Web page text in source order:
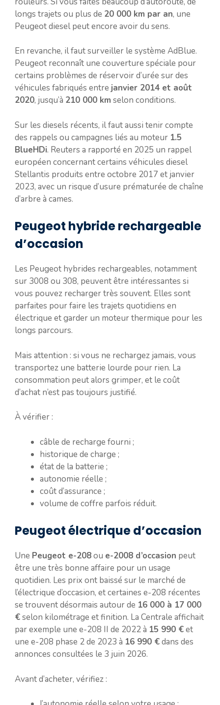
longs trajets ou plus de 20 000 km par an, une
Peugeot diesel peut encore avoir du sens.
En revanche, il faut surveiller le système AdBlue.
Peugeot reconnaît une couverture spéciale pour
certains problèmes de réservoir d’urée sur des
véhicules fabriqués entre janvier 2014 et août
2020, jusqu’à 210 000 km selon conditions.
Sur les diesels récents, il faut aussi tenir compte
des rappels ou campagnes liés au moteur 1.5
BlueHDi. Reuters a rapporté en 2025 un rappel
européen concernant certains véhicules diesel
Stellantis produits entre octobre 2017 et janvier
2023, avec un risque d’usure prématurée de chaîne
d’arbre à cames.
Peugeot hybride rechargeable
d’occasion
Les Peugeot hybrides rechargeables, notamment
sur 3008 ou 308, peuvent être intéressantes si
vous pouvez recharger très souvent. Elles sont
parfaites pour faire les trajets quotidiens en
électrique et garder un moteur thermique pour les
longs parcours.
Mais attention : si vous ne rechargez jamais, vous
transportez une batterie lourde pour rien. La
consommation peut alors grimper, et le coût
d’achat n’est pas toujours justifié.
À vérifier :
câble de recharge fourni ;
historique de charge ;
état de la batterie ;
autonomie réelle ;
coût d’assurance ;
volume de coffre parfois réduit.
Peugeot électrique d’occasion
Une Peugeot e-208ou e-2008 d’occasion peut
être une très bonne affaire pour un usage
quotidien. Les prix ont baissé sur le marché de
l’électrique d’occasion, et certaines e-208 récentes
se trouvent désormais autour de 16 000 à 17 000
€selon kilométrage et finition. La Centrale affichait
par exemple une e-208 II de 2022 à 15 990 €et
une e-208 phase 2 de 2023 à 16 990 €dans des
annonces consultées le 3 juin 2026.
Avant d’acheter, vérifiez :